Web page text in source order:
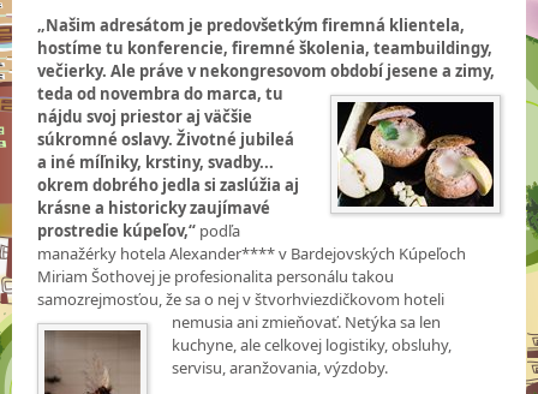
„Našim adresátom je predovšetkým firemná klientela,
hostíme tu konferencie, firemné školenia, teambuildingy,
večierky. Ale práve v nekongresovom období jesene a zimy,
teda od novembra do marca, tu
nájdu svoj priestor aj väčšie
súkromné oslavy. Životné jubileá
a iné míľniky, krstiny, svadby...
okrem dobrého jedla si zaslúžia aj
krásne a historicky zaujímavé
prostredie kúpeľov,“ podľa
manažérky hotela Alexander**** v Bardejovských Kúpeľoch
Miriam Šothovej je profesionalita personálu takou
samozrejmosťou, že sa o nej v štvorhviezdičkovom hoteli
nemusia ani zmieňovať. Netýka sa len
kuchyne, ale celkovej logistiky, obsluhy,
servisu, aranžovania, výzdoby.